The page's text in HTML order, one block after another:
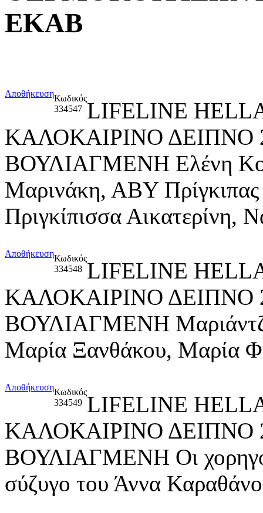
ΕΚΑΒ
ΑποθήκευσηΚωδικός
334547 LIFELINE
ΚΑΛΟΚΑΙΡΙΝΟ ΔΕΙΠΝΟ
ΒΟΥΛΙΑΓΜΕΝΗ Ελένη
Μαρινάκη, ΑΒΥ
Πριγκίπισσα Αικατερίνη,
ΑποθήκευσηΚωδικός
334548 LIFELINE
ΚΑΛΟΚΑΙΡΙΝΟ ΔΕΙΠΝΟ
ΒΟΥΛΙΑΓΜΕΝΗ
Μαρία Ξανθάκου, Μαρία
ΑποθήκευσηΚωδικός
334549 LIFELINE
ΚΑΛΟΚΑΙΡΙΝΟ ΔΕΙΠΝΟ
ΒΟΥΛΙΑΓΜΕΝΗ Οι
σύζυγο του Άννα